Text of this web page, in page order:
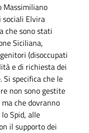
Massimiliano
sociali Elvira
che sono stati
Siciliana,
(disoccupati
e di richiesta dei
specifica che le
non sono gestite
che dovranno
Spid, alle
il supporto dei